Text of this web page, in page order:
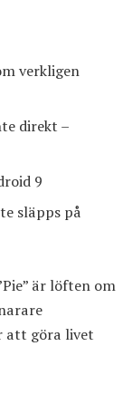
verkligen
direkt –
9
släpps på
är löften om
att göra livet